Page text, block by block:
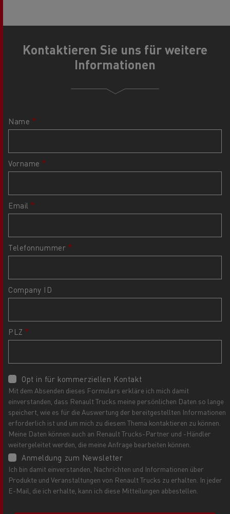
Kontaktieren Sie uns für weitere
Informationen
Name
Vorname
Email
Telefonnummer
Company ID
PLZ
Opt in für kommerziellen Kontakt
Mit dem Absenden dieses Formulars erkläre ich mich damit
einverstanden, dass Renault Trucks meine persönlichen Daten so lange
speichert, wie es für die Auswertung der bereitgestellten Informationen
erforderlich ist und um mich zu diesem Thema kontaktieren zu können.
Meine Daten können auch an Renault Trucks-Partner und -Händler
weitergeleitet werden, die meine Anfrage bearbeiten können.
Anmeldung zum Newsletter
Ich bin damit einverstanden, Nachrichten und Informationen über
Produkte und Veranstaltungen von Renault Trucks zu erhalten. In jeder
E-Mail, die ich erhalte, kann ich diese Mitteilungen abbestellen.